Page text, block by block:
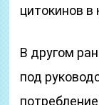
цитокинов в
В другом
под